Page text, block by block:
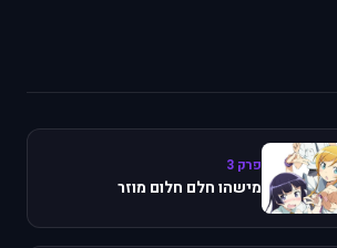
פרק 3
מישהו חלם חלום מוזר